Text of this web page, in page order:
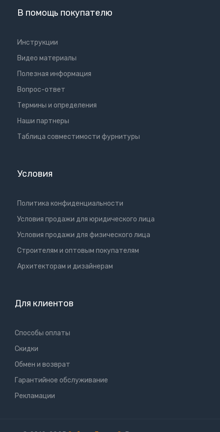
В помощь покупателю
Инструкции
Видео материалы
Полезная информация
Вопрос-ответ
Термины и определения
Наши партнеры
Таблица совместимости фурнитуры
Условия
Политика конфиденциальности
Условия продажи для юридического лица
Условия продажи для физического лица
Cтроителям и оптовым покупателям
Aрхитекторам и дизайнерам
Для клиентов
Способы оплаты
Скидки
Обмен и возврат
Гарантийное обслуживание
Рекламации